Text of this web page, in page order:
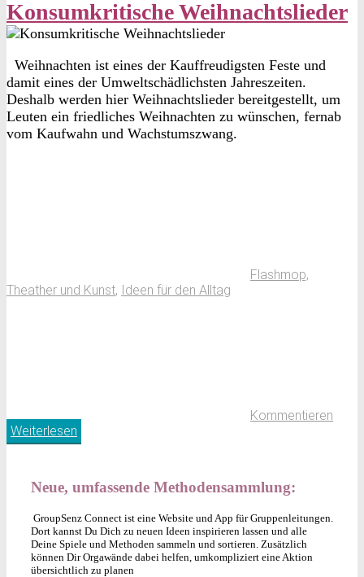
Konsumkritische Weihnachtslieder
Weihnachten ist eines der Kauffreudigsten Feste und
damit eines der Umweltschädlichsten Jahreszeiten.
Deshalb werden hier Weihnachtslieder bereitgestellt, um
Leuten ein friedliches Weihnachten zu wünschen, fernab
vom Kaufwahn und Wachstumszwang.
Flashmop,
Theather und Kunst, Ideen für den Alltag
Kommentieren
Weiterlesen
Neue, umfassende Methodensammlung:
GroupSenz Connect ist eine Website und App für Gruppenleitungen.
Dort kannst Du Dich zu neuen Ideen inspirieren lassen und alle
Deine Spiele und Methoden sammeln und sortieren. Zusätzlich
können Dir Orgawände dabei helfen, umkompliziert eine Aktion
übersichtlich zu planen